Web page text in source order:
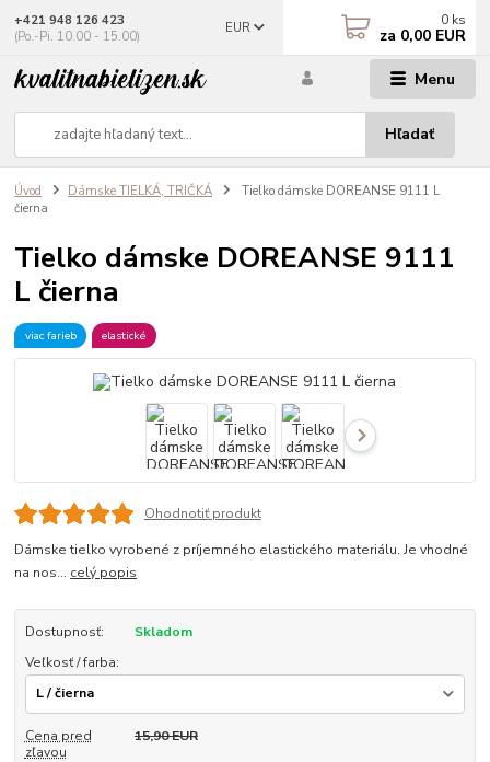
Menu
EUR
Hľadať
+421 948 126 423
(Po.-Pi. 10.00 - 15.00)
0 ks
za 0,00 EUR
Úvod Dámske TIELKÁ, TRIČKÁ
Tielko dámske DOREANSE 9111 L
čierna
Tielko dámske DOREANSE 9111
L čierna
viac farieb elastické
Ohodnotiť produkt
Dámske tielko vyrobené z príjemného elastického materiálu. Je vhodné
na nos... celý popis
Dostupnosť:
Skladom
Veľkosť / farba:
Cena pred
zľavou
15,90 EUR